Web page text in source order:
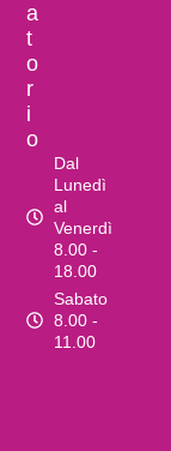
a
t
o
r
i
o
Dal
Lunedì
al
Venerdì
8.00 -
18.00
Sabato
8.00 -
11.00